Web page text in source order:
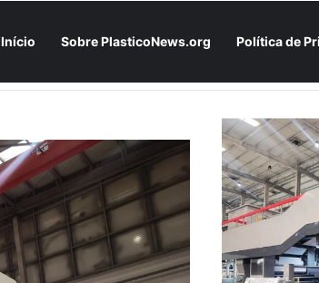
Início Sobre PlasticoNews.org Política de